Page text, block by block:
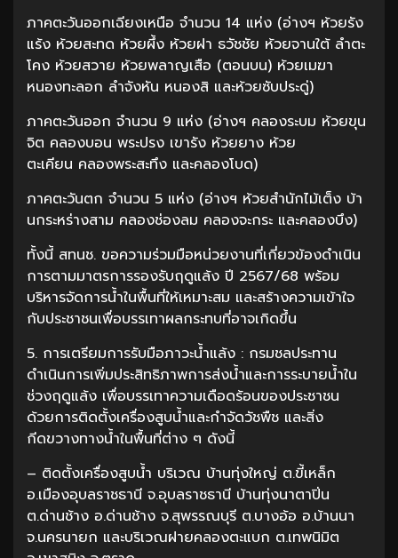
ภาคตะวันออกเฉียงเหนือ จำนวน 14 แห่ง (อ่างฯ ห้วยรัง
แร้ง ห้วยสะทด ห้วยผึ้ง ห้วยฝา ธวัชชัย ห้วยจานใต้ ลำตะ
โคง ห้วยสวาย ห้วยพลาญเสือ (ตอนบน) ห้วยเมฆา
หนองทะลอก ลำจังหัน หนองสิ และห้วยซับประดู่)
ภาคตะวันออก จำนวน 9 แห่ง (อ่างฯ คลองระบม ห้วยขุน
จิต คลองบอน พระปรง เขารัง ห้วยยาง ห้วย
ตะเคียน คลองพระสะทึง และคลองโบด)
ภาคตะวันตก จำนวน 5 แห่ง (อ่างฯ ห้วยสำนักไม้เต็ง บ้า
นกระหร่างสาม คลองช่องลม คลองจะกระ และคลองบึง)
ทั้งนี้ สทนช. ขอความร่วมมือหน่วยงานที่เกี่ยวข้องดำเนิน
การตามมาตรการรองรับฤดูแล้ง ปี 2567/68 พร้อม
บริหารจัดการน้ำในพื้นที่ให้เหมาะสม และสร้างความเข้าใจ
กับประชาชนเพื่อบรรเทาผลกระทบที่อาจเกิดขึ้น
5. การเตรียมการรับมือภาวะน้ำแล้ง : กรมชลประทาน
ดำเนินการเพิ่มประสิทธิภาพการส่งน้ำและการระบายน้ำใน
ช่วงฤดูแล้ง เพื่อบรรเทาความเดือดร้อนของประชาชน
ด้วยการติดตั้งเครื่องสูบน้ำและกำจัดวัชพืช และสิ่ง
กีดขวางทางน้ำในพื้นที่ต่าง ๆ ดังนี้
– ติดตั้งเครื่องสูบน้ำ บริเวณ บ้านทุ่งใหญ่ ต.ขี้เหล็ก
อ.เมืองอุบลราชธานี จ.อุบลราชธานี บ้านทุ่งนาตาปิ่น
ต.ด่านช้าง อ.ด่านช้าง จ.สุพรรณบุรี ต.บางอ้อ อ.บ้านนา
จ.นครนายก และบริเวณฝายคลองตะแบก ต.เทพนิมิต